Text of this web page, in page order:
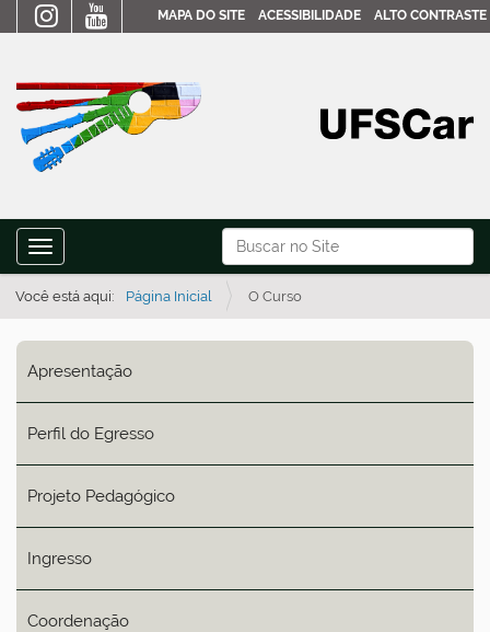
Busca
Busca Avançada…
MAPA DO SITE ACESSIBILIDADE ALTO CONTRASTE
Toggle navigation
Você está aqui: Página Inicial O Curso
Apresentação
Perfil do Egresso
Projeto Pedagógico
Ingresso
Coordenação